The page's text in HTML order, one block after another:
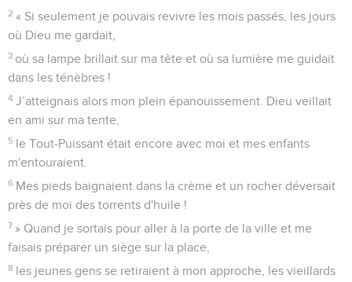
2 « Si seulement je pouvais revivre les mois passés, les jours
où Dieu me gardait,
3 où sa lampe brillait sur ma tête et où sa lumière me guidait
dans les ténèbres !
4 J’atteignais alors mon plein épanouissement. Dieu veillait
en ami sur ma tente,
5 le Tout-Puissant était encore avec moi et mes enfants
m'entouraient.
6 Mes pieds baignaient dans la crème et un rocher déversait
près de moi des torrents d'huile !
7 » Quand je sortais pour aller à la porte de la ville et me
faisais préparer un siège sur la place,
8 les jeunes gens se retiraient à mon approche, les vieillards